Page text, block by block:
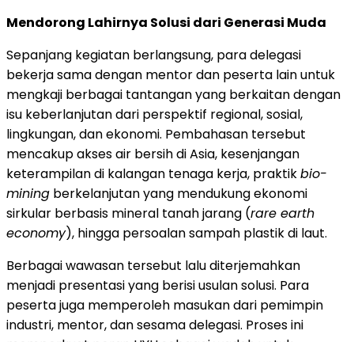
Mendorong Lahirnya Solusi dari Generasi Muda
Sepanjang kegiatan berlangsung, para delegasi
bekerja sama dengan mentor dan peserta lain untuk
mengkaji berbagai tantangan yang berkaitan dengan
isu keberlanjutan dari perspektif regional, sosial,
lingkungan, dan ekonomi. Pembahasan tersebut
mencakup akses air bersih di Asia, kesenjangan
keterampilan di kalangan tenaga kerja, praktikbio-
mining berkelanjutan yang mendukung ekonomi
sirkular berbasis mineral tanah jarang (rare earth
economy), hingga persoalan sampah plastik di laut.
Berbagai wawasan tersebut lalu diterjemahkan
menjadi presentasi yang berisi usulan solusi. Para
peserta juga memperoleh masukan dari pemimpin
industri, mentor, dan sesama delegasi. Proses ini